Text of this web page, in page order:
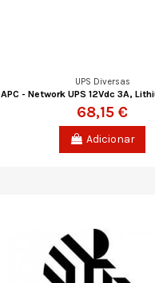
UPS Diversas
APC - Network UPS 12Vdc 3A,
68,15 €
Adicionar